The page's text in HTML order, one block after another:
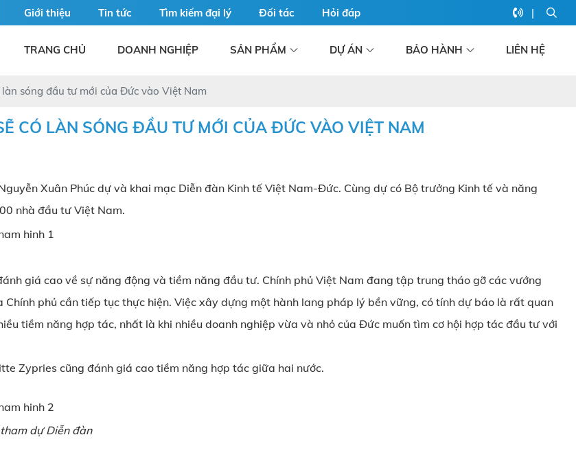
Giới thiệu Tin tức Tìm kiếm đại lý Đối tác Hỏi đáp |
TRANG CHỦ DOANH NGHIỆP SẢN PHẨM DỰ ÁN BẢO HÀNH LIÊN HỆ
sóng đầu tư mới của Đức vào Việt Nam
CÓ LÀN SÓNG ĐẦU TƯ MỚI CỦA ĐỨC VÀO VIỆT NAM
Xuân Phúc dự và khai mạc Diễn đàn Kinh tế Việt Nam-Đức. Cùng dự có Bộ trưởng Kinh tế và năng
nhà đầu tư Việt Nam.
giá cao về sự năng động và tiềm năng đầu tư. Chính phủ Việt Nam đang tập trung tháo gỡ các vướng
phủ cần tiếp tục thực hiện. Việc xây dựng một hành lang pháp lý bền vững, có tính dự báo là rất quan
tiềm năng hợp tác, nhất là khi nhiều doanh nghiệp vừa và nhỏ của Đức muốn tìm cơ hội hợp tác đầu tư với
Zypries cũng đánh giá cao tiềm năng hợp tác giữa hai nước.
dự Diễn đàn